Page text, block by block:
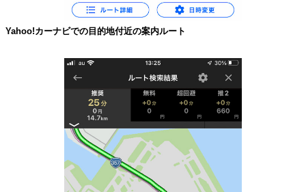
Yahoo!カーナビでの目的地付近の案内ルート